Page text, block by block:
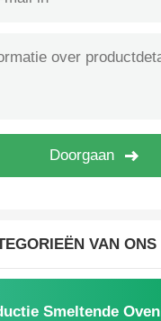
de autobodem
VAN ONS
Smeltende Oven